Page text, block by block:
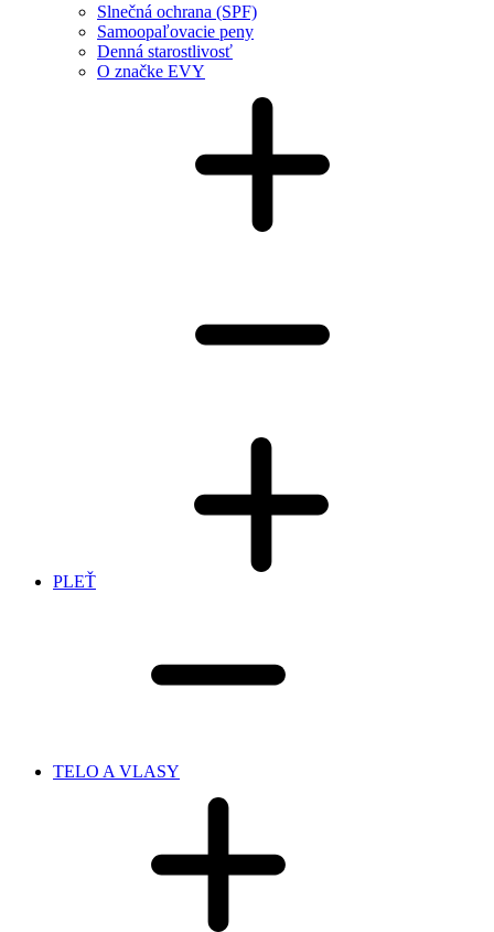
Slnečná ochrana (SPF)
Samoopaľovacie peny
Denná starostlivosť
O značke EVY
PLEŤ
TELO A VLASY